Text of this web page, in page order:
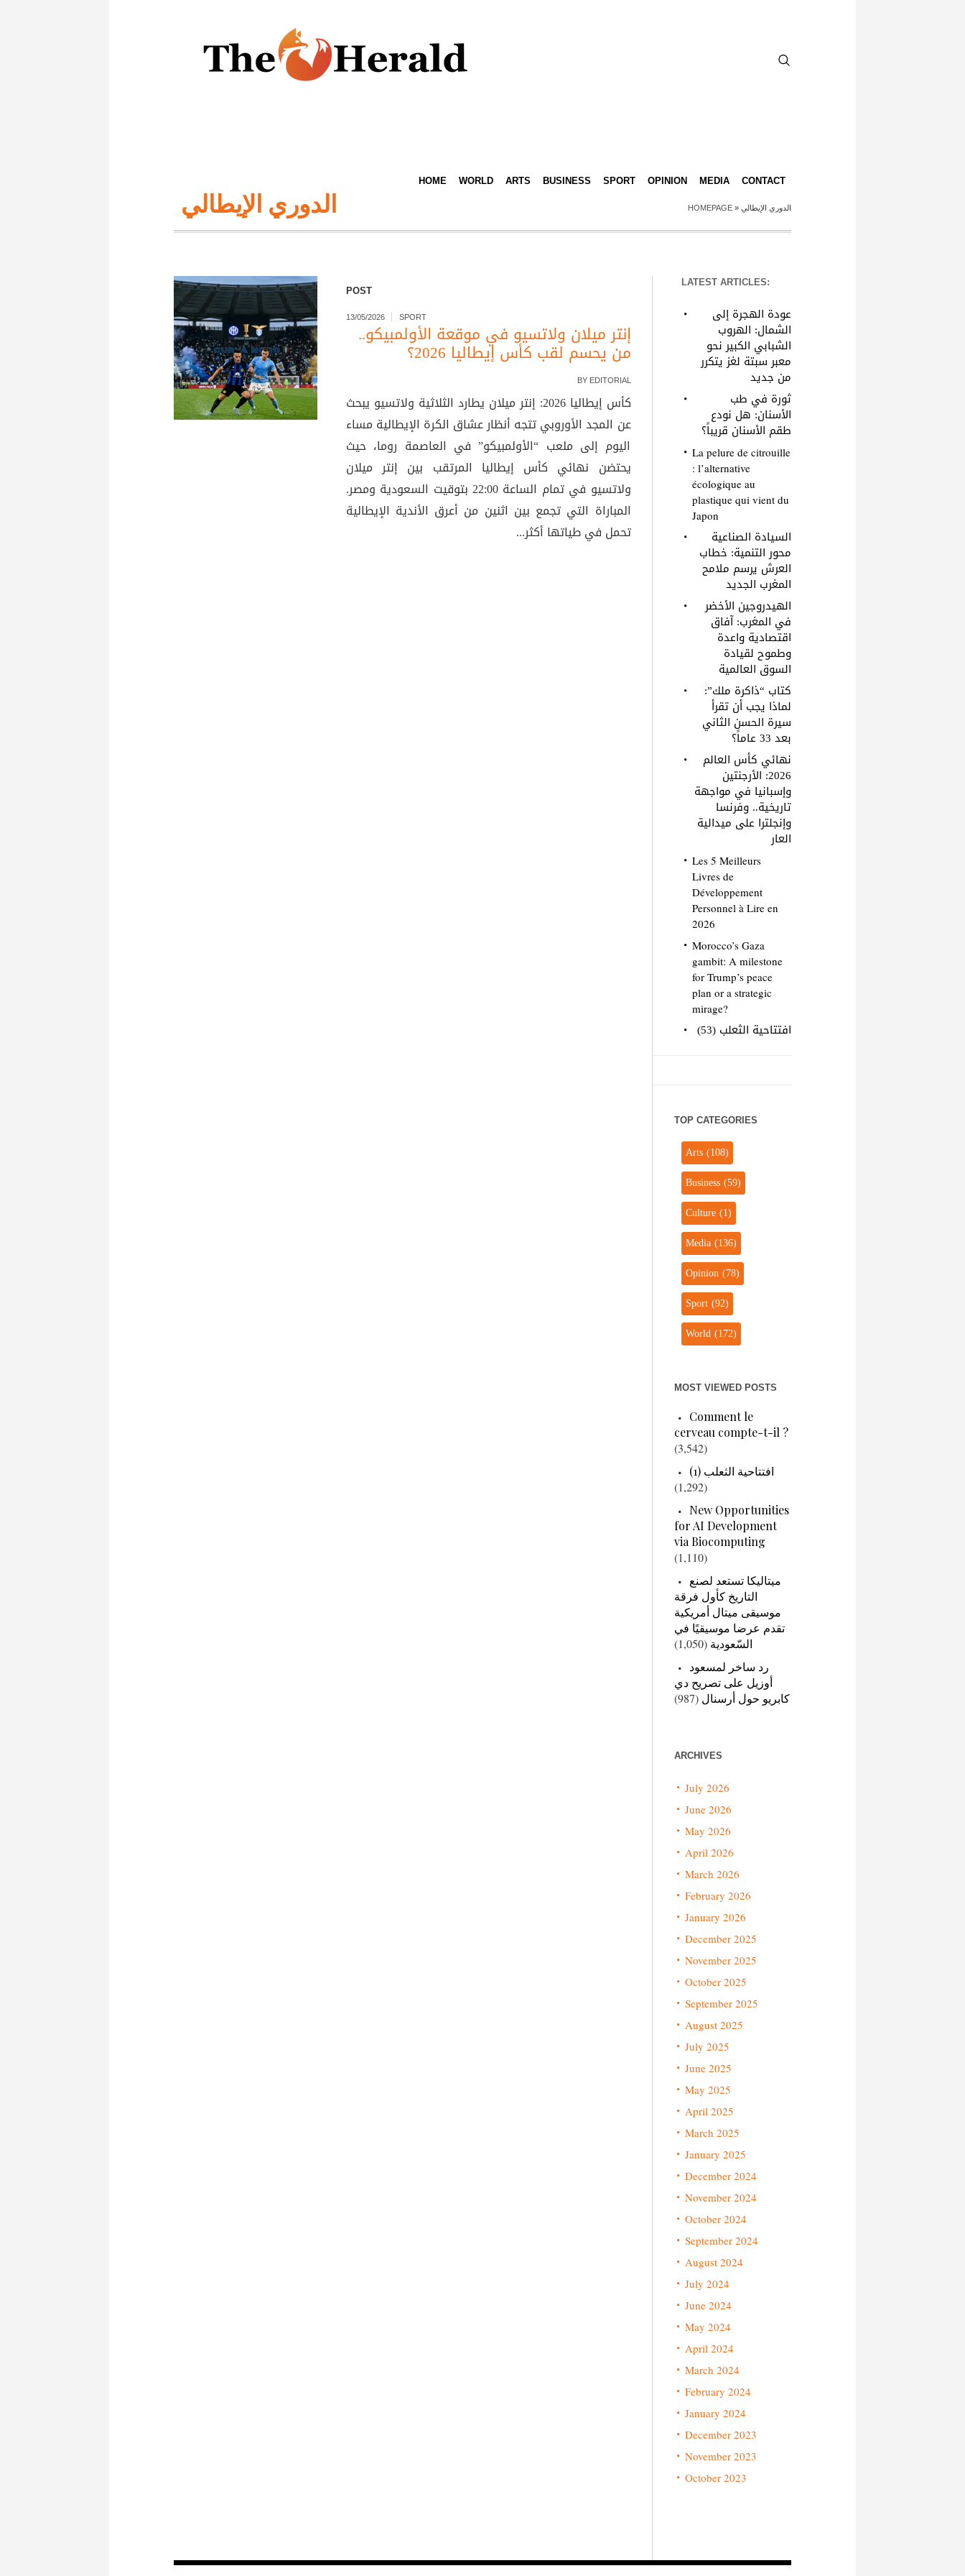
HOME WORLD ARTS BUSINESS SPORT OPINION MEDIA CONTACT
الدوري الإيطالي HOMEPAGE » الدوري الإيطالي
POST
13/05/2026 SPORT
إنتر ميلان ولاتسيو في موقعة الأولمبيكو..
من يحسم لقب كأس إيطاليا 2026؟
BY EDITORIAL
كأس إيطاليا 2026: إنتر ميلان يطارد الثلاثية ولاتسيو يبحث
عن المجد الأوروبي تتجه أنظار عشاق الكرة الإيطالية مساء
اليوم إلى ملعب “الأولمبيكو” في العاصمة روما، حيث
يحتضن نهائي كأس إيطاليا المرتقب بين إنتر ميلان
ولاتسيو في تمام الساعة 22:00 بتوقيت السعودية ومصر.
المباراة التي تجمع بين اثنين من أعرق الأندية الإيطالية
تحمل في طياتها أكثر...
LATEST ARTICLES:
عودة الهجرة إلى
الشمال: الهروب
الشبابي الكبير نحو
معبر سبتة لغز يتكرر
من جديد
ثورة في طب
الأسنان: هل نودع
طقم الأسنان قريباً؟
La pelure de citrouille
: l’alternative
écologique au
plastique qui vient du
Japon
السيادة الصناعية
محور التنمية: خطاب
العرش يرسم ملامح
المغرب الجديد
الهيدروجين الأخضر
في المغرب: آفاق
اقتصادية واعدة
وطموح لقيادة
السوق العالمية
كتاب “ذاكرة ملك”:
لماذا يجب أن تقرأ
سيرة الحسن الثاني
بعد 33 عاماً؟
نهائي كأس العالم
2026: الأرجنتين
وإسبانيا في مواجهة
تاريخية.. وفرنسا
وإنجلترا على ميدالية
العار
Les 5 Meilleurs
Livres de
Développement
Personnel à Lire en
2026
Morocco’s Gaza
gambit: A milestone
for Trump’s peace
plan or a strategic
mirage?
افتتاحية الثعلب (53)
TOP CATEGORIES
Arts(108)
Business(59)
Culture(1)
Media(136)
Opinion(78)
Sport(92)
World(172)
MOST VIEWED POSTS
Comment le
cerveau compte-t-il ?
(3,542)
افتتاحية الثعلب (1)
(1,292)
New Opportunities
for AI Development
via Biocomputing
(1,110)
ميتاليكا تستعد لصنع
التاريخ كأول فرقة
موسيقى ميتال أمريكية
تقدم عرضا موسيقيًا في
السّعودية (1,050)
رد ساخر لمسعود
أوزيل على تصريح دي
كابريو حول أرسنال (987)
ARCHIVES
July 2026
June 2026
May 2026
April 2026
March 2026
February 2026
January 2026
December 2025
November 2025
October 2025
September 2025
August 2025
July 2025
June 2025
May 2025
April 2025
March 2025
January 2025
December 2024
November 2024
October 2024
September 2024
August 2024
July 2024
June 2024
May 2024
April 2024
March 2024
February 2024
January 2024
December 2023
November 2023
October 2023